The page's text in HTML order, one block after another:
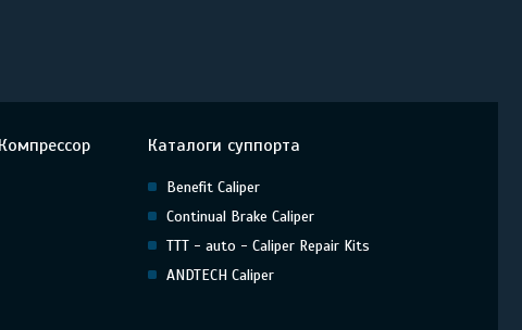
Каталоги суппорта
Benefit Caliper
Continual Brake Caliper
TTT - auto - Caliper Repair Kits
ANDTECH Caliper